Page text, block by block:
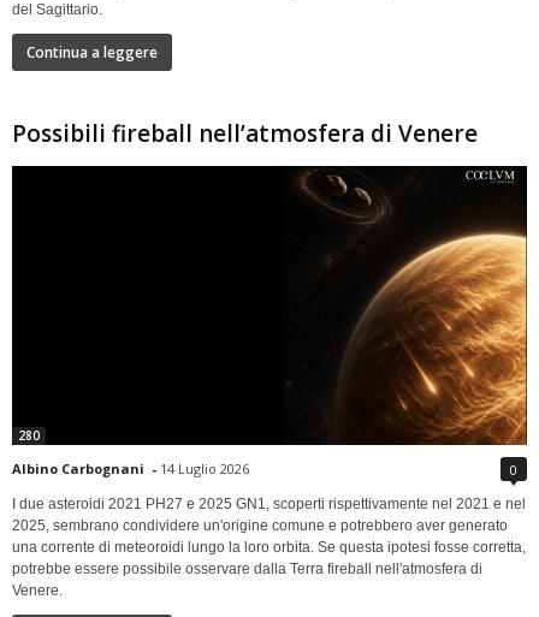
del Sagittario.
Continua a leggere
Possibili fireball nell’atmosfera di Venere
280
Albino Carbognani - 14 Luglio 2026 0
I due asteroidi 2021 PH27 e 2025 GN1, scoperti rispettivamente nel 2021 e nel
2025, sembrano condividere un'origine comune e potrebbero aver generato
una corrente di meteoroidi lungo la loro orbita. Se questa ipotesi fosse corretta,
potrebbe essere possibile osservare dalla Terra fireball nell'atmosfera di
Venere.